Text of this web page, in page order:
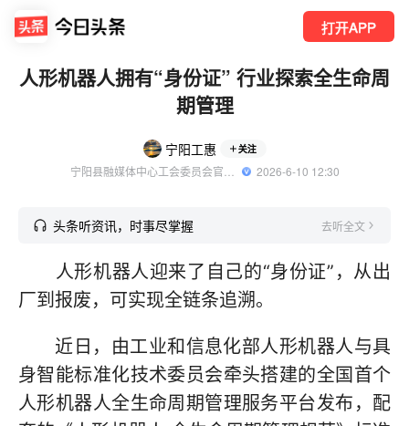
打开APP
人形机器人拥有“身份证” 行业探索全生命周
期管理
宁阳工惠 关注
  2026-6-10 12:30
头条听资讯，时事尽掌握 去听全文
人形机器人迎来了自己的“身份证”，从出
厂到报废，可实现全链条追溯。
近日，由工业和信息化部人形机器人与具
身智能标准化技术委员会牵头搭建的全国首个
人形机器人全生命周期管理服务平台发布，配